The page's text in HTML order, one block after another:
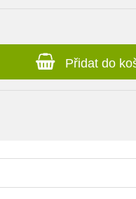
Přidat do